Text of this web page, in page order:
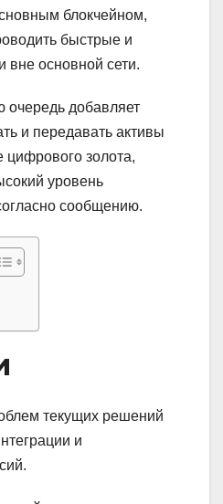
блокчейном,
быстрые и
вне основной сети.
очередь добавляет
и передавать активы
цифрового золота,
уровень
сообщению.
текущих решений
и